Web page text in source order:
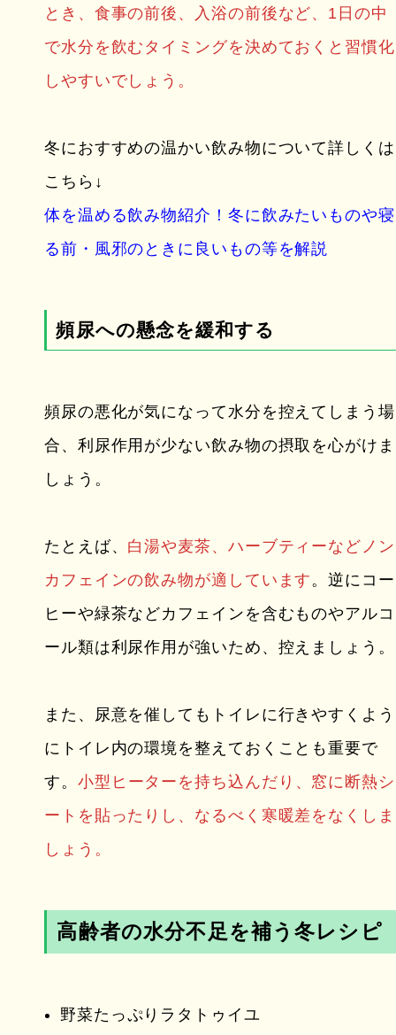
とき、食事の前後、入浴の前後など、1日の中
で水分を飲むタイミングを決めておくと習慣化
しやすいでしょう。
冬におすすめの温かい飲み物について詳しくは
こちら↓
体を温める飲み物紹介！冬に飲みたいものや寝
る前・風邪のときに良いもの等を解説
頻尿への懸念を緩和する
頻尿の悪化が気になって水分を控えてしまう場
合、利尿作用が少ない飲み物の摂取を心がけま
しょう。
たとえば、 白湯や麦茶、ハーブティーなどノン
カフェインの飲み物が適しています 。逆にコー
ヒーや緑茶などカフェインを含むものやアルコ
ール類は利尿作用が強いため、控えましょう。
また、尿意を催してもトイレに行きやすくよう
にトイレ内の環境を整えておくことも重要で
す。 小型ヒーターを持ち込んだり、窓に断熱シ
ートを貼ったりし、なるべく寒暖差をなくしま
しょう。
高齢者の水分不足を補う冬レシピ
野菜たっぷりラタトゥイユ